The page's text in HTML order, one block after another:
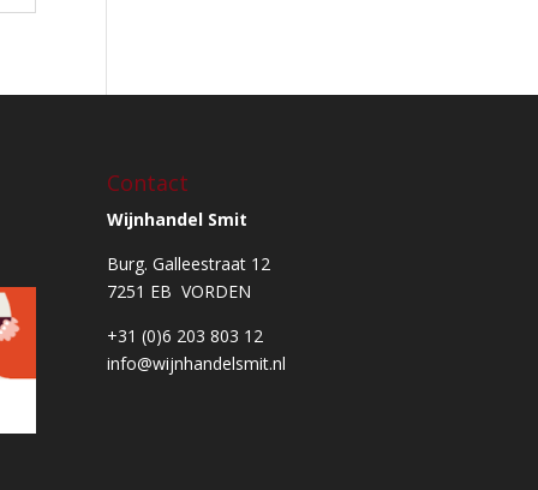
Contact
Wijnhandel Smit
Burg. Galleestraat 12
7251 EB VORDEN
+31 (0)6 203 803 12
info@wijnhandelsmit.nl